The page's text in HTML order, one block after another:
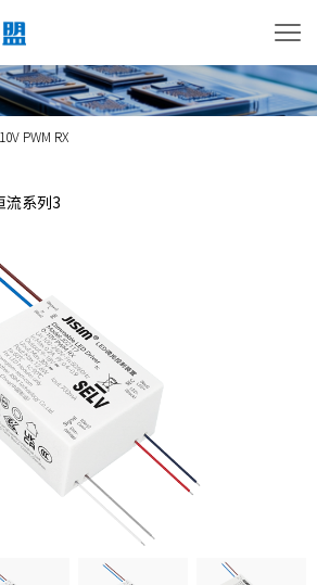
PWM RX
流系列3